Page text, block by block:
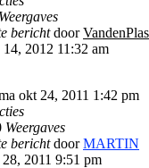
Weergaves
berichtdoorVandenPlas
14, 2012 11:32 am
okt 24, 2011 1:42 pm
Weergaves
berichtdoorMARTIN
2011 9:51 pm